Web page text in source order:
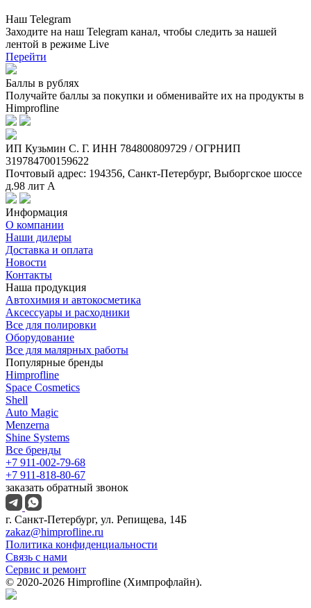
Наш Telegram
Заходите на наш Telegram канал, чтобы следить за нашей
лентой в режиме Live
Перейти
Баллы в рублях
Получайте баллы за покупки и обменивайте их на продукты в
Himprofline
ИП Кузьмин C. Г. ИНН 784800809729 / ОГРНИП
319784700159622
Почтовый адрес: 194356, Санкт-Петербург, Выборгское шоссе
д.98 лит А
Информация
О компании
Наши дилеры
Доставка и оплата
Новости
Контакты
Наша продукция
Автохимия и автокосметика
Аксессуары и расходники
Все для полировки
Оборудование
Все для малярных работы
Популярные бренды
Himprofline
Space Cosmetics
Shell
Auto Magic
Menzerna
Shine Systems
Все бренды
+7 911-002-79-68
+7 911-818-80-67
заказать обратный звонок
г. Санкт-Петербург, ул. Репищева, 14Б
zakaz@himprofline.ru
Политика конфиденциальности
Связь с нами
Сервис и ремонт
© 2020-2026 Himprofline (Химпрофлайн).